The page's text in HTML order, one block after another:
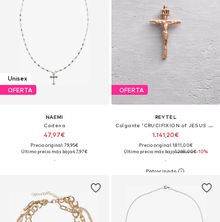
Unisex
OFERTA
NAEMI
Cadena
47,97€
Precio original: 79,95€
Último precio más bajo:47,97€
OFERTA
REYTEL
Colgante 'CRUCIFIXION of JESUS CHRIST'
1.141,20€
Precio original: 1.811,00€
Último precio más bajo:1.268,00€-10%